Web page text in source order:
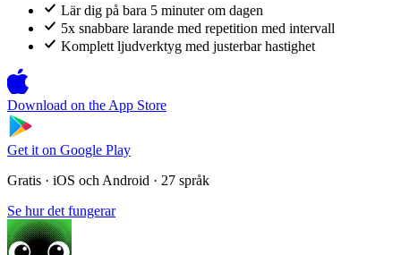
Lär dig på bara 5 minuter om dagen
5x snabbare larande med repetition med intervall
Komplett ljudverktyg med justerbar hastighet
Download on the App Store
Get it on Google Play
Gratis · iOS och Android · 27 språk
Se hur det fungerar